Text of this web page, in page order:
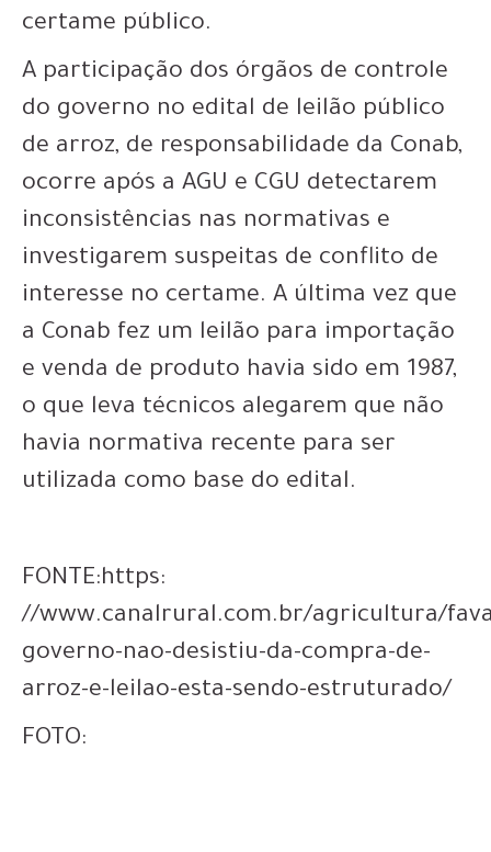
certame público.
A participação dos órgãos de controle
do governo no edital de leilão público
de arroz, de responsabilidade da Conab,
ocorre após a AGU e CGU detectarem
inconsistências nas normativas e
investigarem suspeitas de conflito de
interesse no certame. A última vez que
a Conab fez um leilão para importação
e venda de produto havia sido em 1987,
o que leva técnicos alegarem que não
havia normativa recente para ser
utilizada como base do edital.
FONTE:https:
//www.canalrural.com.br/agricultura/
governo-nao-desistiu-da-compra-de-
arroz-e-leilao-esta-sendo-estruturado/
FOTO: